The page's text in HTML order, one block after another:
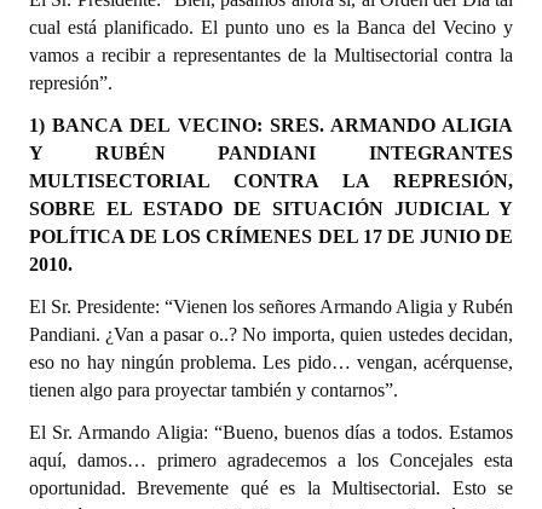
cual está planificado. El punto uno es la Banca del Vecino y
vamos a recibir a representantes de la Multisectorial contra la
represión”.
1) BANCA DEL VECINO: SRES. ARMANDO ALIGIA
Y RUBÉN PANDIANI INTEGRANTES
MULTISECTORIAL CONTRA LA REPRESIÓN,
SOBRE EL ESTADO DE SITUACIÓN JUDICIAL Y
POLÍTICA DE LOS CRÍMENES DEL 17 DE JUNIO DE
2010.
El Sr. Presidente: “Vienen los señores Armando Aligia y Rubén
Pandiani. ¿Van a pasar o..? No importa, quien ustedes decidan,
eso no hay ningún problema. Les pido… vengan, acérquense,
tienen algo para proyectar también y contarnos”.
El Sr. Armando Aligia: “Bueno, buenos días a todos. Estamos
aquí, damos… primero agradecemos a los Concejales esta
oportunidad. Brevemente qué es la Multisectorial. Esto se